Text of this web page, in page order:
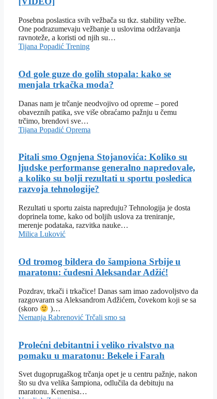
Posebna poslastica svih vežbača su tkz. stability vežbe.
One podrazumevaju vežbanje u uslovima održavanja
ravnoteže, a koristi od njih su…
Tijana Popadić Trening
Od gole guze do golih stopala: kako se
menjala trkačka moda?
Danas nam je trčanje neodvojivo od opreme – pored
obaveznih patika, sve više obraćamo pažnju u čemu
trčimo, brendovi sve…
Tijana Popadić Oprema
Pitali smo Ognjena Stojanovića: Koliko su
ljudske performanse generalno napredovale,
a koliko su bolji rezultati u sportu posledica
razvoja tehnologije?
Rezultati u sportu zaista napreduju? Tehnologija je dosta
doprinela tome, kako od boljih uslova za treniranje,
merenje podataka, razvitka nauke…
Milica Luković
Od tromog bildera do šampiona Srbije u
maratonu: čudesni Aleksandar Adžić!
Pozdrav, trkači i trkačice! Danas sam imao zadovoljstvo da
razgovaram sa Aleksandrom Adžićem, čovekom koji se sa
(skoro
)…
Nemanja Rabrenović Trčali smo sa
Prolećni debitantni i veliko rivalstvo na
pomaku u maratonu: Bekele i Farah
Svet dugoprugaškog trčanja opet je u centru pažnje, nakon
što su dva velika šampiona, odlučila da debituju na
maratonu. Kenenisa…